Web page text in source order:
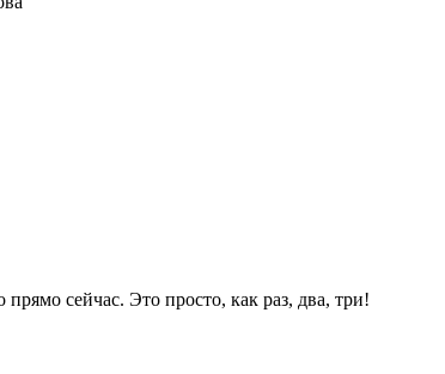
сейчас. Это просто, как раз, два, три!